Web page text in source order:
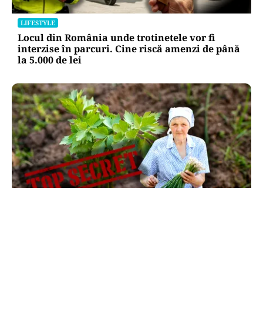
LIFESTYLE
Locul din România unde trotinetele vor fi
interzise în parcuri. Cine riscă amenzi de până
la 5.000 de lei